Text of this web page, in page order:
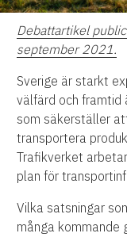
Debattartikel
september 2021.
Sverige är starkt
välfärd och framtid
som säkerställer
transportera
Trafikverket
plan för
Vilka satsningar
många kommande